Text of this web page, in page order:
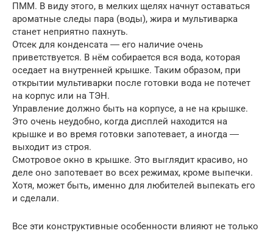
ПММ. В виду этого, в мелких щелях начнут оставаться
ароматные следы пара (воды), жира и мультиварка
станет неприятно пахнуть.
Отсек для конденсата ― его наличие очень
приветствуется. В нём собирается вся вода, которая
оседает на внутренней крышке. Таким образом, при
открытии мультиварки после готовки вода не потечет
на корпус или на ТЭН.
Управление должно быть на корпусе, а не на крышке.
Это очень неудобно, когда дисплей находится на
крышке и во время готовки запотевает, а иногда ―
выходит из строя.
Смотровое окно в крышке. Это выглядит красиво, но
деле оно запотевает во всех режимах, кроме выпечки.
Хотя, может быть, именно для любителей выпекать его
и сделали.
Все эти конструктивные особенности влияют не только